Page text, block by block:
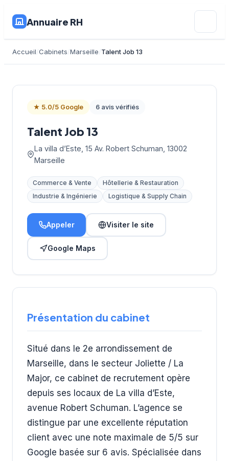
Annuaire RH
Accueil Cabinets Marseille Talent Job 13
★ 5.0/5 Google 6 avis vérifiés
Talent Job 13
La villa d’Este, 15 Av. Robert Schuman, 13002
Marseille
Commerce & Vente
Hôtellerie & Restauration
Industrie & Ingénierie
Logistique & Supply Chain
Appeler Visiter le site
Google Maps
Présentation du cabinet
Situé dans le 2e arrondissement de
Marseille, dans le secteur Joliette / La
Major, ce cabinet de recrutement opère
depuis ses locaux de La villa d’Este,
avenue Robert Schuman. L’agence se
distingue par une excellente réputation
client avec une note maximale de 5/5 sur
Google basée sur 6 avis. Spécialisée dans